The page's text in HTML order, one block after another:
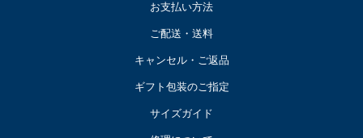
お支払い方法
ご配送・送料
キャンセル・ご返品
ギフト包装のご指定
サイズガイド